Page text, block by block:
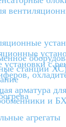
станции
арматура
и
с
агрегаты